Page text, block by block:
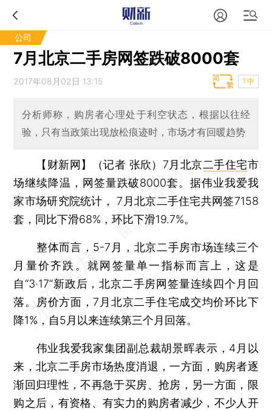
公司
7月北京二手房网签跌破8000套
2017年08月02日 13:15 T中
分析师称，购房者心理处于利空状态，根据以往经
验，只有当政策出现放松痕迹时，市场才有回暖趋势
【财新网】（记者 张欣） 7月北京二手住宅市
场继续降温，网签量跌破8000套。据伟业我爱我
家市场研究院统计， 7月北京二手住宅共网签7158
套，同比下滑68%，环比下滑19.7%。
整体而言，5-7月，北京二手房市场连续三个
月量价齐跌。就网签量单一指标而言上，这是
自“3·17”新政后，北京二手房网签量连续四个月回
落。房价方面，7月北京二手住宅成交均价环比下
降1%，自5月以来连续第三个月回落。
伟业我爱我家集团副总裁胡景晖表示，4月以
来，北京二手房市场热度消退，一方面，购房者逐
渐回归理性，不再急于买房、抢房，另一方面，限
购之后，有资格、有实力的购房者减少，不少人开